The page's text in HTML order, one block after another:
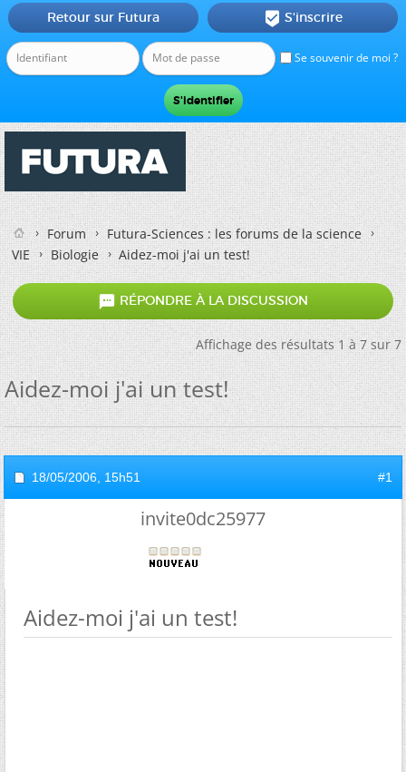
Se souvenir de moi ?
Retour sur Futura  S'inscrire
Forum
Futura-Sciences : les forums de la science
VIE
Biologie Aidez-moi j'ai un test!
 RÉPONDRE À LA DISCUSSION
Affichage des résultats 1 à 7 sur 7
Aidez-moi j'ai un test!
18/05/2006, 15h51 #1
invite0dc25977
Aidez-moi j'ai un test!